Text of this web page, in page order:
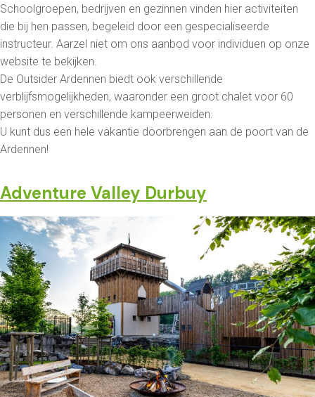
Schoolgroepen, bedrijven en gezinnen vinden hier activiteiten
die bij hen passen, begeleid door een gespecialiseerde
instructeur. Aarzel niet om ons aanbod voor individuen op onze
website te bekijken.
De Outsider Ardennen biedt ook verschillende
verblijfsmogelijkheden, waaronder een groot chalet voor 60
personen en verschillende kampeerweiden.
U kunt dus een hele vakantie doorbrengen aan de poort van de
Ardennen!
Adventure Valley Durbuy